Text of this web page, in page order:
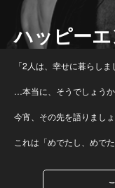
ハッピー
「2人は、幸せに暮らし
…本当に、そうでしょうか
今宵、その先を語りましょ
これは「めでたし、めで